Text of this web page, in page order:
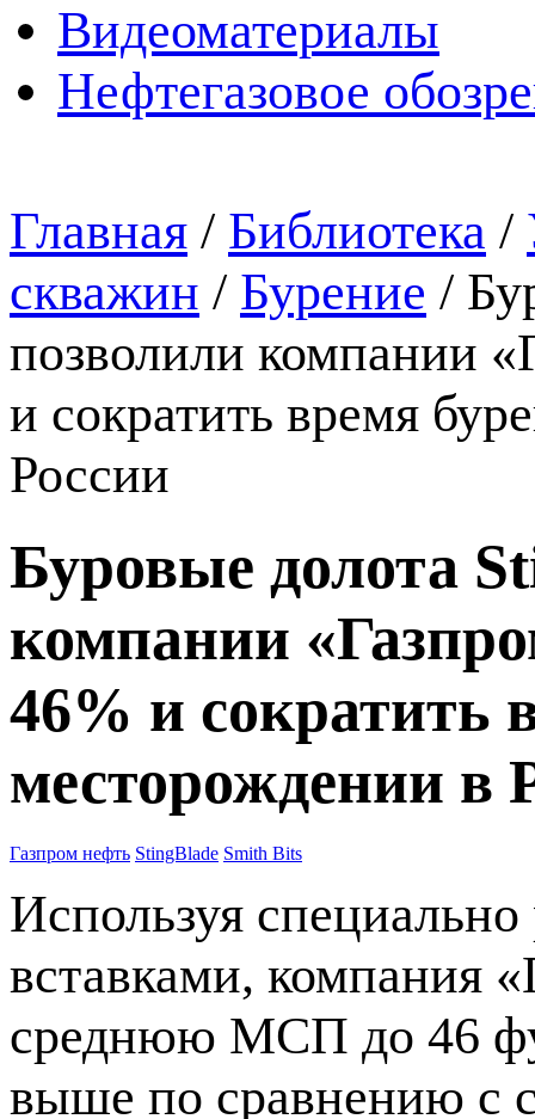
Видеоматериалы
Нефтегазовое
Главная / Библиотека /
скважин / Бурение /
позволили компании
и сократить время
России
Буровые долота
компании
46% и сократить
месторождении в
Газпром нефть StingBlade Smith Bits
Используя
вставками, компания
среднюю МСП до 46
выше по сравнению с